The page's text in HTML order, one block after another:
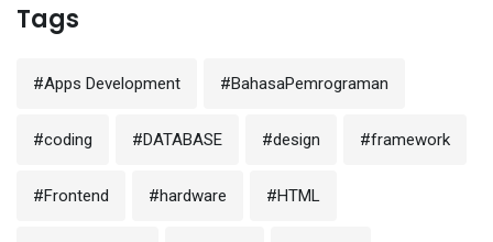
Tags
#Apps Development #BahasaPemrograman
#coding #DATABASE #design #framework
#Frontend #hardware #HTML